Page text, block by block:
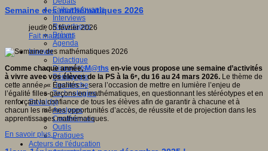
Faits marquants
Interviews
Reportages
Brèves
Agenda
Innover
Didactique
Dispositifs
Pédagogie
Recherche
Technologies
Savoir(s)
Analyses
Conférences
Outils
Pratiques
Acteurs de l'éducation
Semaine des mathématiques 2026
jeudi, 05 février 2026
Fait marquant
Comme chaque année,M@ths en-vie vous propose une semaine d’activités
à vivre avec vos élèves de la PS à la 6ᵉ, du 16 au 24 mars 2026. Le thème de
cette année, « Égalités », sera l’occasion de mettre en lumière l’enjeu de
l’égalité filles-garçons en mathématiques, en questionnant les stéréotypes et en
renforçant la confiance de tous les élèves afin de garantir à chacune et à
chacun les mêmes opportunités d’accès, de réussite et de projection dans les
apprentissages mathématiques.
En savoir plus...